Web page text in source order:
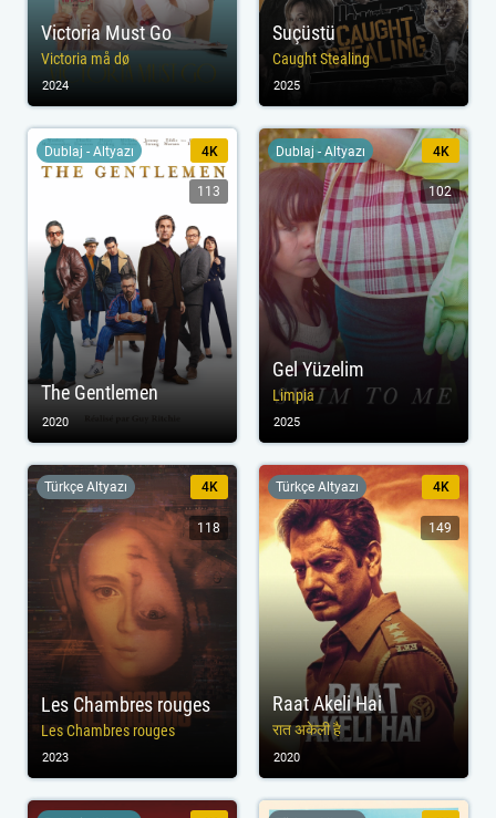
Victoria Must Go
Victoria må dø
2024
Suçüstü
Caught Stealing
2025
The Gentlemen
Dublaj - Altyazı 4K
113
2020
Gel Yüzelim
Limpia
Dublaj - Altyazı 4K
102
2025
Les Chambres rouges
Les Chambres rouges
Türkçe Altyazı 4K
118
2023
Raat Akeli Hai
रात अकेली है
Türkçe Altyazı 4K
149
2020